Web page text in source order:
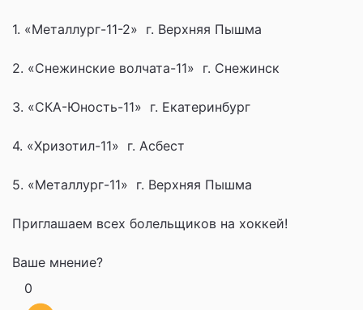
1. «Металлург-11-2» г. Верхняя Пышма
2. «Снежинские волчата-11» г. Снежинск
3. «СКА-Юность-11» г. Екатеринбург
4. «Хризотил-11» г. Асбест
5. «Металлург-11» г. Верхняя Пышма
Приглашаем всех болельщиков на хоккей!
Ваше мнение?
0